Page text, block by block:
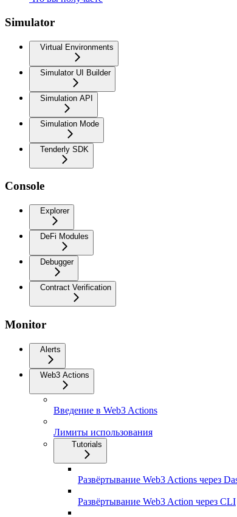
Simulator
Virtual Environments
Simulator UI Builder
Simulation API
Simulation Mode
Tenderly SDK
Console
Explorer
DeFi Modules
Debugger
Contract Verification
Monitor
Alerts
Web3 Actions
Введение в Web3 Actions
Лимиты использования
Tutorials
Развёртывание Web3 Actions через
Развёртывание Web3 Action через CLI